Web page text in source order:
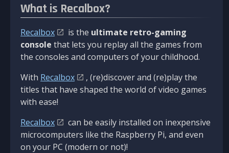
What is Recalbox?
Recalbox is the ultimate retro-gaming
console that lets you replay all the games from
the consoles and computers of your childhood.
With Recalbox
, (re)discover and (re)play the
titles that have shaped the world of video games
with ease!
Recalbox
can be easily installed on inexpensive
microcomputers like the Raspberry Pi, and even
on your PC (modern or not)!